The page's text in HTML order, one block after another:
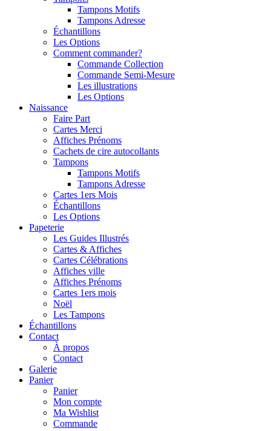
Tampons Motifs
Tampons Adresse
Échantillons
Les Options
Comment commander?
Commande Collection
Commande Semi-Mesure
Les illustrations
Les Options
Naissance
Faire Part
Cartes Merci
Affiches Prénoms
Cachets de cire autocollants
Tampons
Tampons Motifs
Tampons Adresse
Cartes 1ers Mois
Échantillons
Les Options
Papeterie
Les Guides Illustrés
Cartes & Affiches
Cartes Célébrations
Affiches ville
Affiches Prénoms
Cartes 1ers mois
Noël
Les Tampons
Échantillons
Contact
À propos
Contact
Galerie
Panier
Panier
Mon compte
Ma Wishlist
Commande